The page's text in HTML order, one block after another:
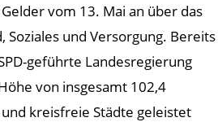
vom 13. Mai an über das
Soziales und Versorgung. Bereits
geführte Landesregierung
von insgesamt 102,4
kreisfreie Städte geleistet